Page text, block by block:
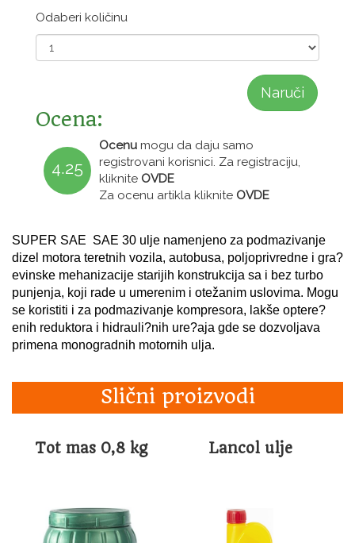
Odaberi količinu
Naruči
Ocena:
4.25
Ocenu mogu da daju samo
registrovani korisnici. Za registraciju,
kliknite OVDE
Za ocenu artikla kliknite OVDE
SUPER SAE SAE 30 ulje namenjeno za podmazivanje
dizel motora teretnih vozila, autobusa, poljoprivredne i gra?
evinske mehanizacije starijih konstrukcija sa i bez turbo
punjenja, koji rade u umerenim i otežanim uslovima. Mogu
se koristiti i za podmazivanje kompresora, lakše optere?
enih reduktora i hidrauli?nih ure?aja gde se dozvoljava
primena monogradnih motornih ulja.
Slični proizvodi
Tot mas 0,8 kg Lancol ulje